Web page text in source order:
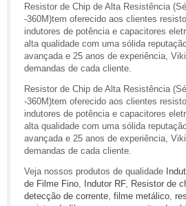
Resistor de Chip de Alta Resistência
-360M)tem oferecido aos clientes
indutores de potência e capacitores
alta qualidade com uma sólida
avançada e 25 anos de experiência,
demandas de cada cliente.
Resistor de Chip de Alta Resistência
-360M)tem oferecido aos clientes
indutores de potência e capacitores
alta qualidade com uma sólida
avançada e 25 anos de experiência,
demandas de cada cliente.
Veja nossos produtos de qualidade
de Filme Fino Indutor RF, Resistor de
detecção de corrente filme metálico